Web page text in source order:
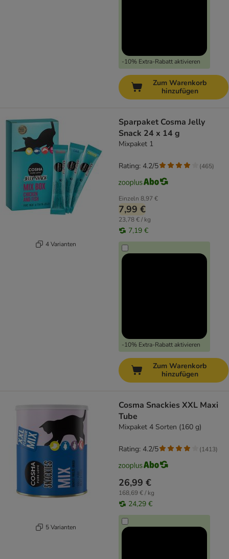
-10% Extra-Rabatt aktivieren
Zum Warenkorb
hinzufügen
4 Varianten
Sparpaket Cosma Jelly
Snack 24 x 14 g
Mixpaket 1
Einzeln 8,97 €
7,99 €
23,78 € / kg
7,19 €
-10% Extra-Rabatt aktivieren
Rating: 4.2/5 (465)
Zum Warenkorb
hinzufügen
5 Varianten
Cosma Snackies XXL Maxi
Tube
Mixpaket 4 Sorten (160 g)
26,99 €
168,69 € / kg
24,29 €
Rating: 4.2/5 (1413)